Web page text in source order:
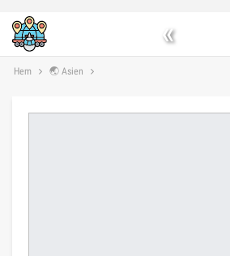
«
Hem 🌏 Asien